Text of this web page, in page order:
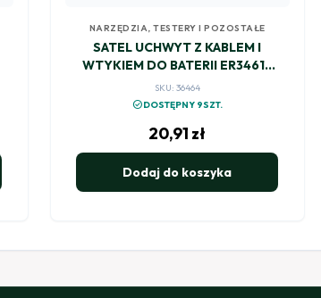
NARZĘDZIA, TESTERY I POZOSTAŁE
SATEL UCHWYT Z KABLEM I
WTYKIEM DO BATERII ER34615
HOLDER-ER
SKU: 36464
check_circleDOSTĘPNY 9SZT.
20,91 zł
Dodaj do koszyka